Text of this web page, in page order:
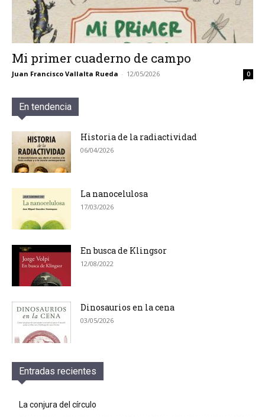
Mi primer cuaderno de campo
Juan Francisco Vallalta Rueda - 12/05/2026 0
En tendencia
Historia de la radiactividad
06/04/2026
La nanocelulosa
17/03/2026
En busca de Klingsor
12/08/2022
Dinosaurios en la cena
03/05/2026
Entradas recientes
La conjura del círculo